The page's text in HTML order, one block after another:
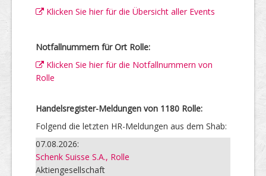
Klicken Sie hier für die Übersicht aller Events
Notfallnummern für Ort Rolle:
Klicken Sie hier für die Notfallnummern von
Rolle
Handelsregister-Meldungen von 1180 Rolle:
Folgend die letzten HR-Meldungen aus dem Shab:
07.08.2026:
Schenk Suisse S.A., Rolle
Aktiengesellschaft